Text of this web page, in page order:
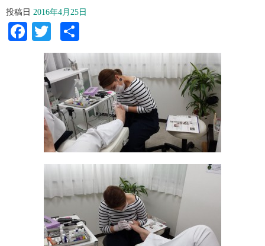
投稿日 2016年4月25日
Facebook
Twitter
有